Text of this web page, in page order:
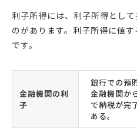
利子所得には、利子所得とし
のがあります。利子所得に値
です。
金融機関の利
子
銀行での預
金融機関か
で納税が完
ある。